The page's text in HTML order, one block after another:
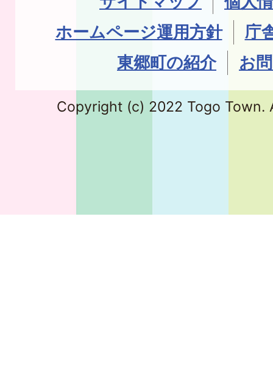
ホームページ運用方針
庁
東郷町の紹介
お
Copyright (c) 2022 Togo Town.